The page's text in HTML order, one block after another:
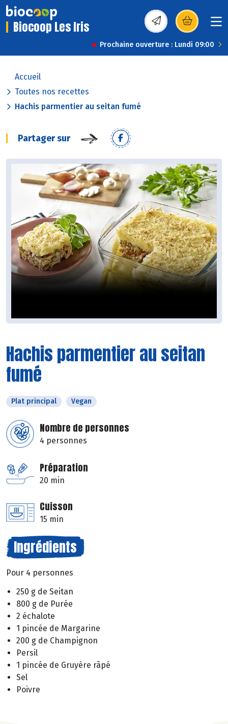
Biocoop Les Iris (s’ouvre dans une
Prochaine ouverture : Lundi 09:00
Accueil
Toutes nos recettes
Hachis parmentier au seitan fumé
Partager sur
Hachis parmentier au seitan
fumé
Plat principal Vegan
Nombre de personnes
4 personnes
Préparation
20 min
Cuisson
15 min
Ingrédients
Pour 4 personnes
250 g de Seitan
800 g de Purée
2 échalote
1 pincée de Margarine
200 g de Champignon
Persil
1 pincée de Gruyère râpé
Sel
Poivre